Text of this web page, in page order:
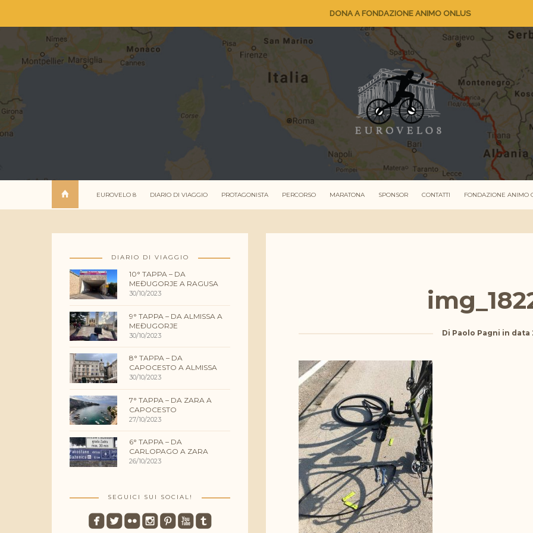
DONA A FONDAZIONE ANIMO ONLUS
EUROVELO 8 DIARIO DI VIAGGIO PROTAGONISTA PERCORSO MARATONA SPONSOR CONTATTI FONDAZIONE ANIMO
DIARIO DI VIAGGIO
10° TAPPA – DA
MEĐUGORJE A RAGUSA
30/10/2023
9° TAPPA – DA ALMISSA A
MEĐUGORJE
30/10/2023
8° TAPPA – DA
CAPOCESTO A ALMISSA
30/10/2023
7° TAPPA – DA ZARA A
CAPOCESTO
27/10/2023
6° TAPPA – DA
CARLOPAGO A ZARA
26/10/2023
SEGUICI SUI SOCIAL!
roundedfacebookroundedtwitterbirdroundedflickrroundedinstagramroundedpinterestroundedyoutuberoundedtumblr
Di Paolo Pagni in data